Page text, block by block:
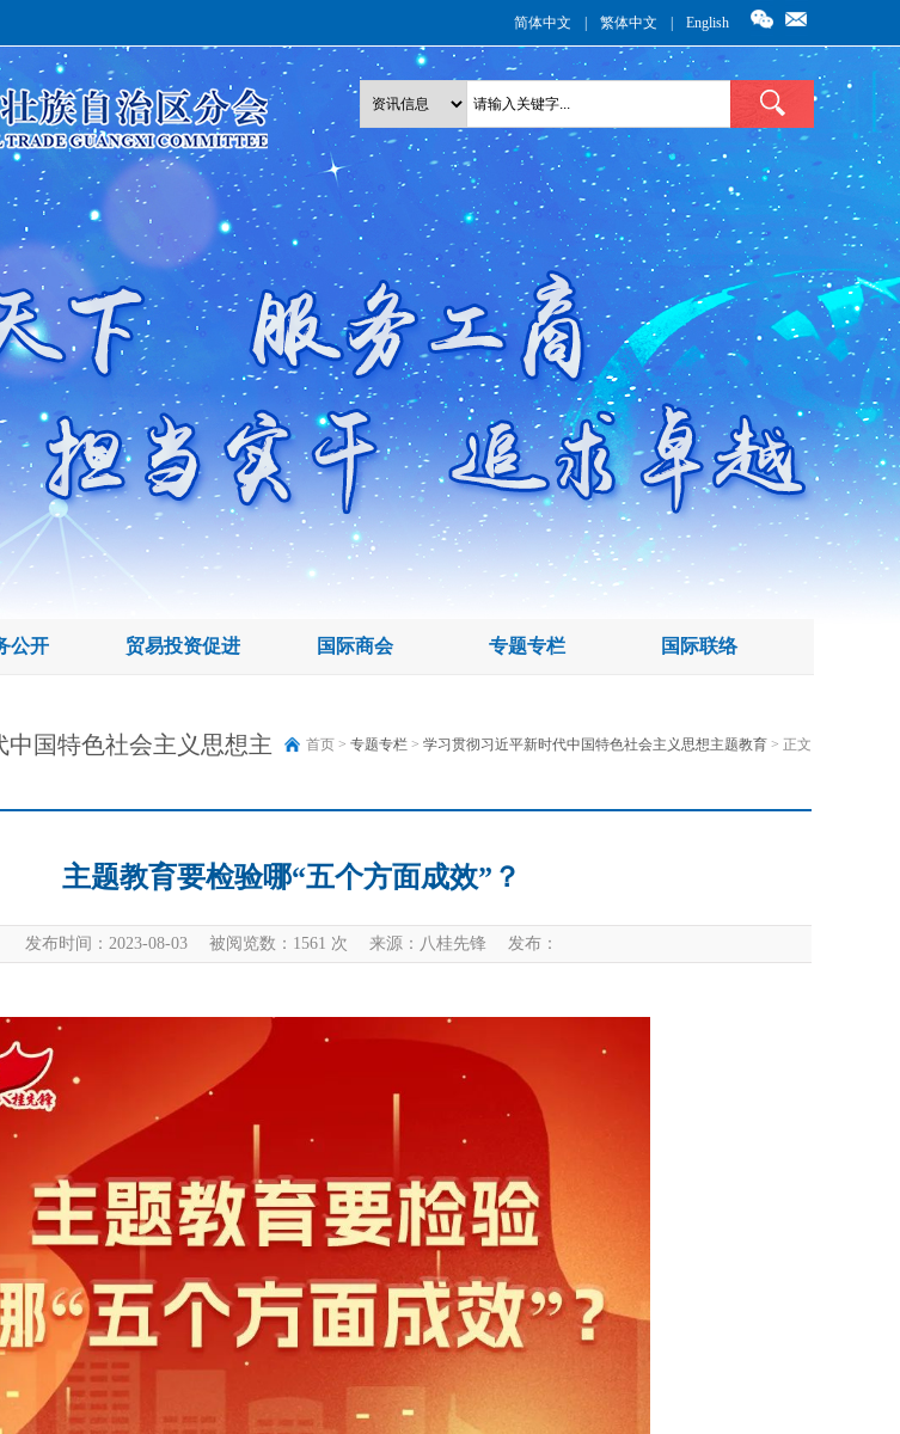
简体中文 繁体中文 English
公开 贸易投资促进 国际商会 专题专栏 国际联络
首页 > 专题专栏 > 学习贯彻习近平新时代中国特色社会主义思想主题教育 > 正文
国特色社会主义思想主
主题教育要检验哪“五个方面成效”？
发布时间：2023-08-03 被阅览数： 1561 次 来源：八桂先锋 发布：